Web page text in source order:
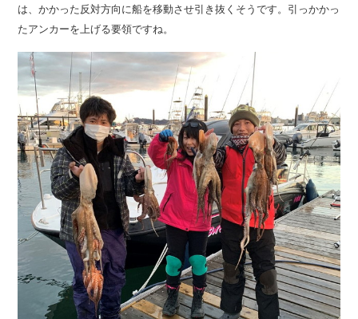
は、かかった反対方向に船を移動させ引き抜くそうです。引っかかっ
たアンカーを上げる要領ですね。